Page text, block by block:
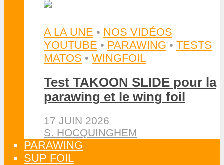
A LA UNE • NOS VIDÉOS
YOUTUBE • PARAWING • TESTS
MATOS • WINGFOIL
Test TAKOON SLIDE pour la
parawing et le wing foil
17 JUIN 2026
S. HOCQUINGHEM
PARAWING
SUP FOIL